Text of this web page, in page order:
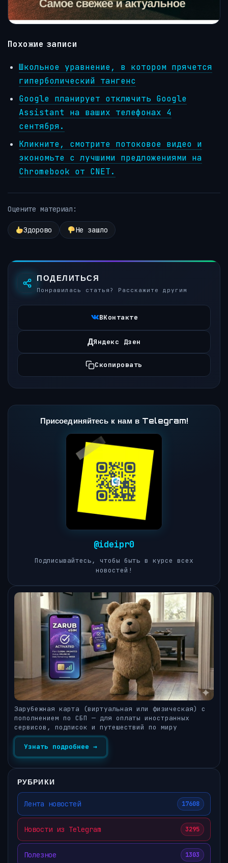
Похожие записи
Школьное уравнение, в котором прячется
гиперболический тангенс
Google планирует отключить Google
Assistant на ваших телефонах 4
сентября.
Кликните, смотрите потоковое видео и
экономьте с лучшими предложениями на
Chromebook от CNET.
Оцените материал:
Здорово Не зашло
ПОДЕЛИТЬСЯ
Понравилась статья? Расскажите другим
ВКонтакте
ДЯндекс Дзен
Скопировать
Присоединяйтесь к нам в Telegram!
@ideipr0
Подписывайтесь, чтобы быть в курсе всех
новостей!
Зарубежная карта (виртуальная или физическая) с
пополнением по СБП — для оплаты иностранных
сервисов, подписок и путешествий по миру
Узнать подробнее →
РУБРИКИ
Лента новостей 17608
Новости из Telegram 3295
Полезное 1303